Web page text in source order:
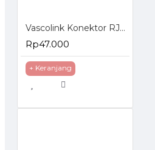
Vascolink Konektor RJ45 Cat6 50Pcs
Rp47.000
+ Keranjang